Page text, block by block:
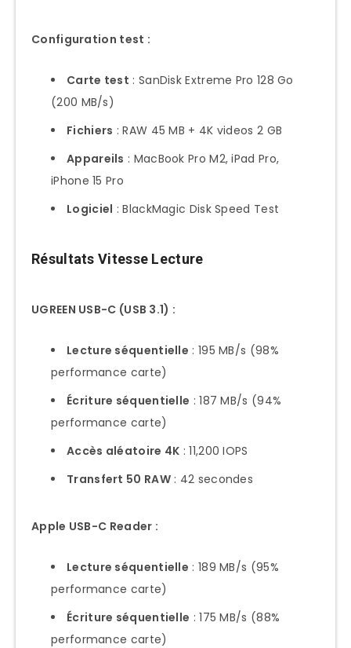
Configuration test :
Carte test : SanDisk Extreme Pro 128 Go
(200 MB/s)
Fichiers : RAW 45 MB + 4K videos 2 GB
Appareils : MacBook Pro M2, iPad Pro,
iPhone 15 Pro
Logiciel : BlackMagic Disk Speed Test
Résultats Vitesse Lecture
UGREEN USB-C (USB 3.1) :
Lecture séquentielle : 195 MB/s (98%
performance carte)
Écriture séquentielle : 187 MB/s (94%
performance carte)
Accès aléatoire 4K : 11,200 IOPS
Transfert 50 RAW: 42 secondes
Apple USB-C Reader :
Lecture séquentielle : 189 MB/s (95%
performance carte)
Écriture séquentielle : 175 MB/s (88%
performance carte)